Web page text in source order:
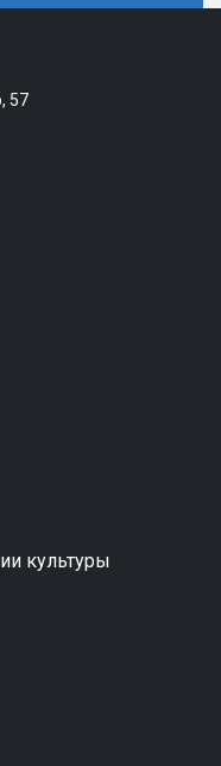
57
культуры